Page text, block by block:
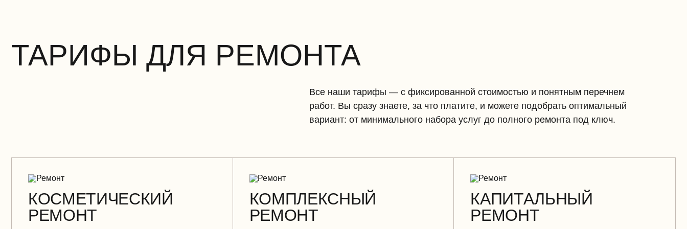
ТАРИФЫ ДЛЯ РЕМОНТА
Все наши тарифы — с фиксированной стоимостью и понятным перечнем
работ. Вы сразу знаете, за что платите, и можете подобрать оптимальный
вариант: от минимального набора услуг до полного ремонта под ключ.
КОСМЕТИЧЕСКИЙ
РЕМОНТ
КОМПЛЕКСНЫЙ
РЕМОНТ
КАПИТАЛЬНЫЙ
РЕМОНТ